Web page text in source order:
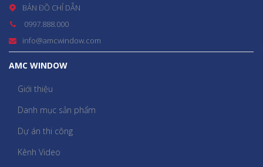
BẢN ĐỒ CHỈ DẪN
0997.888.000
info@amcwindow.com
AMC WINDOW
Giới thiệu
Danh mục sản phẩm
Dự án thi công
Kênh Video